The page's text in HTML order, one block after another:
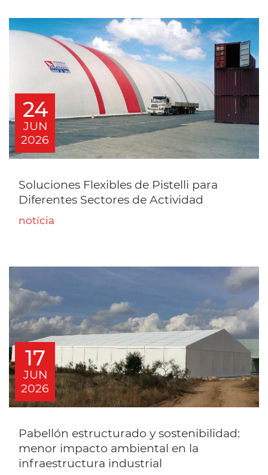
24
JUN
2026
Soluciones Flexibles de Pistelli para
Diferentes Sectores de Actividad
notícia
17
JUN
2026
Pabellón estructurado y sostenibilidad:
menor impacto ambiental en la
infraestructura industrial